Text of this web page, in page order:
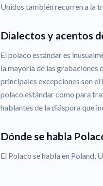
Unidos también recurren a la
Dialectos y acentos
El polaco estándar es
la mayoría de las grabaciones
principales excepciones son
polaco estándar como para
hablantes de la diáspora que
Dónde se habla
El Polaco se habla en Poland,